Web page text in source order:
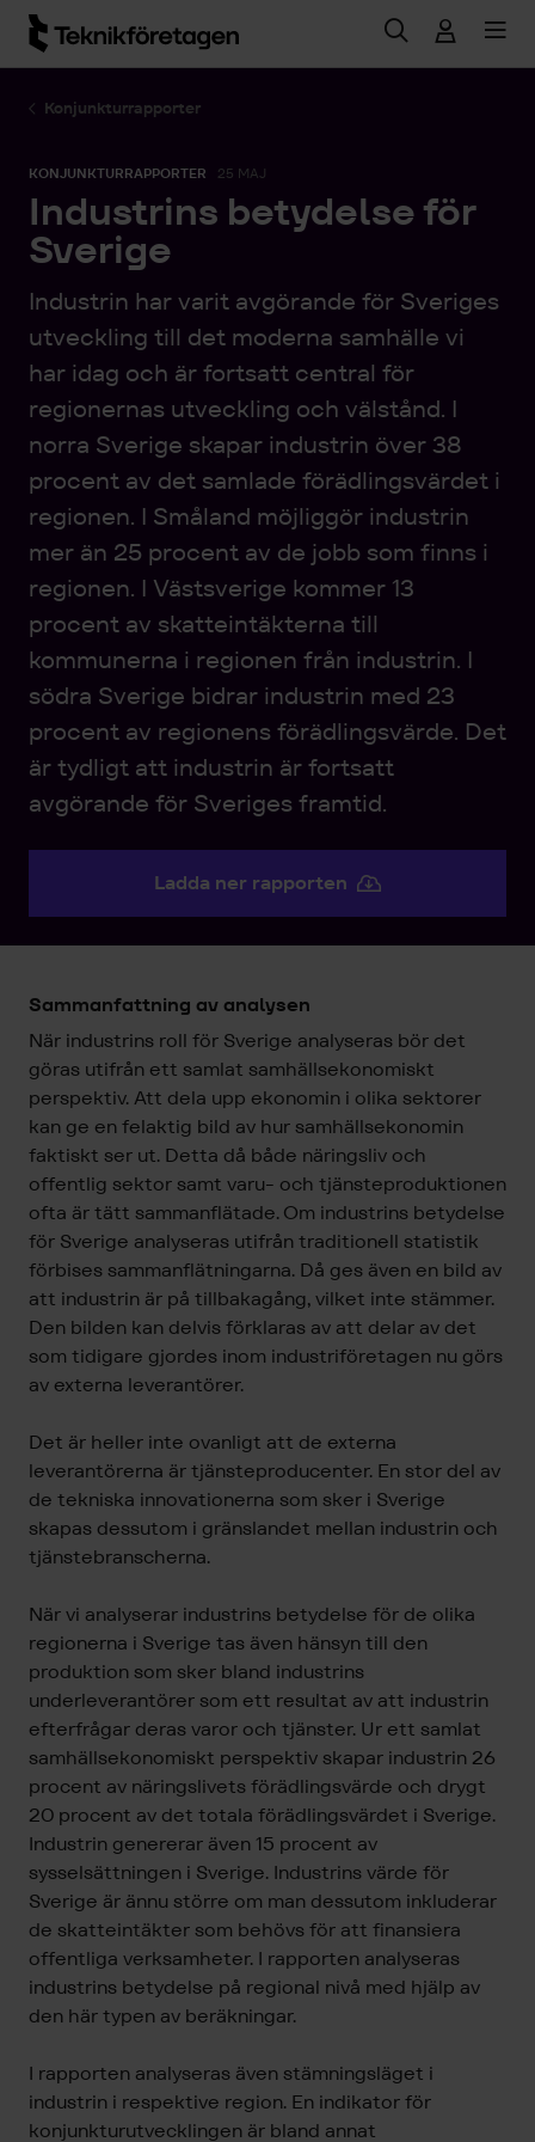
Hoppa till huvudinnehåll
Konjunkturrapporter
KONJUNKTURRAPPORTER 25 MAJ
Industrins betydelse för
Sverige
Industrin har varit avgörande för Sveriges
utveckling till det moderna samhälle vi
har idag och är fortsatt central för
regionernas utveckling och välstånd. I
norra Sverige skapar industrin över 38
procent av det samlade förädlingsvärdet i
regionen. I Småland möjliggör industrin
mer än 25 procent av de jobb som finns i
regionen. I Västsverige kommer 13
procent av skatteintäkterna till
kommunerna i regionen från industrin. I
södra Sverige bidrar industrin med 23
procent av regionens förädlingsvärde. Det
är tydligt att industrin är fortsatt
avgörande för Sveriges framtid.
Ladda ner rapporten
Sammanfattning av analysen
När industrins roll för Sverige analyseras bör det
göras utifrån ett samlat samhällsekonomiskt
perspektiv. Att dela upp ekonomin i olika sektorer
kan ge en felaktig bild av hur samhällsekonomin
faktiskt ser ut. Detta då både näringsliv och
offentlig sektor samt varu- och tjänsteproduktionen
ofta är tätt sammanflätade. Om industrins betydelse
för Sverige analyseras utifrån traditionell statistik
förbises sammanflätningarna. Då ges även en bild av
att industrin är på tillbakagång, vilket inte stämmer.
Den bilden kan delvis förklaras av att delar av det
som tidigare gjordes inom industriföretagen nu görs
av externa leverantörer.
Det är heller inte ovanligt att de externa
leverantörerna är tjänsteproducenter. En stor del av
de tekniska innovationerna som sker i Sverige
skapas dessutom i gränslandet mellan industrin och
tjänstebranscherna.
När vi analyserar industrins betydelse för de olika
regionerna i Sverige tas även hänsyn till den
produktion som sker bland industrins
underleverantörer som ett resultat av att industrin
efterfrågar deras varor och tjänster. Ur ett samlat
samhällsekonomiskt perspektiv skapar industrin 26
procent av näringslivets förädlingsvärde och drygt
20 procent av det totala förädlingsvärdet i Sverige.
Industrin genererar även 15 procent av
sysselsättningen i Sverige. Industrins värde för
Sverige är ännu större om man dessutom inkluderar
de skatteintäkter som behövs för att finansiera
offentliga verksamheter. I rapporten analyseras
industrins betydelse på regional nivå med hjälp av
den här typen av beräkningar.
I rapporten analyseras även stämningsläget i
industrin i respektive region. En indikator för
konjunkturutvecklingen är bland annat